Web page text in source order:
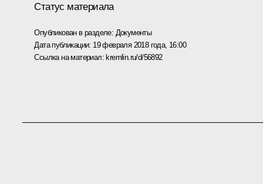
Статус материала
Опубликован в разделе: Документы
Дата публикации: 19 февраля 2018 года, 16:00
Ссылка на материал: kremlin.ru/d/56892